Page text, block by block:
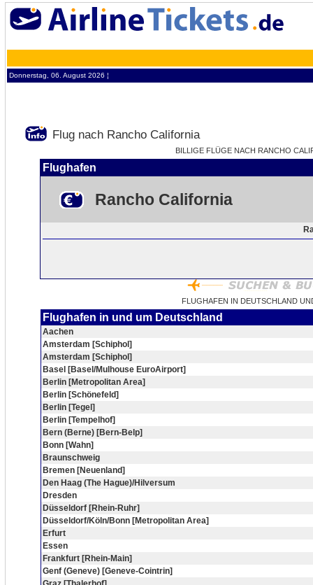
Donnerstag, 06. August 2026 ¦
Flug nach Rancho California
BILLIGE FLÜGE NACH RANCHO
Flughafen
Rancho California
FLUGHAFEN IN DEUTSCHLAND
Flughafen in und um Deutschland
Aachen
Amsterdam [Schiphol]
Amsterdam [Schiphol]
Basel [Basel/Mulhouse EuroAirport]
Berlin [Metropolitan Area]
Berlin [Schönefeld]
Berlin [Tegel]
Berlin [Tempelhof]
Bern (Berne) [Bern-Belp]
Bonn [Wahn]
Braunschweig
Bremen [Neuenland]
Den Haag (The Hague)/Hilversum
Dresden
Düsseldorf [Rhein-Ruhr]
Düsseldorf/Köln/Bonn [Metropolitan Area]
Erfurt
Essen
Frankfurt [Rhein-Main]
Genf (Geneve) [Geneve-Cointrin]